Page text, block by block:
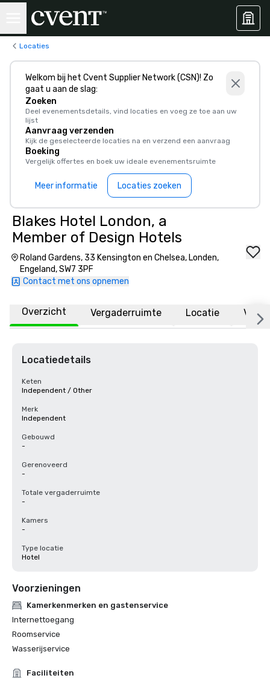
Locaties
Welkom bij het Cvent Supplier Network (CSN)! Zo
gaat u aan de slag:
Zoeken
Deel evenementsdetails, vind locaties en voeg ze toe aan uw
lijst
Aanvraag verzenden
Kijk de geselecteerde locaties na en verzend een aanvraag
Boeking
Vergelijk offertes en boek uw ideale evenementsruimte
Meer informatie Locaties zoeken
Blakes Hotel London, a
Member of Design Hotels
Roland Gardens, 33 Kensington en Chelsea, Londen,
Engeland, SW7 3PF
Contact met ons opnemen
Overzicht Vergaderruimte Locatie
Locatiedetails
Keten
Independent / Other
Merk
Independent
Gebouwd
-
Gerenoveerd
-
Totale vergaderruimte
-
Kamers
-
Type locatie
Hotel
Voorzieningen
Kamerkenmerken en gastenservice
Internettoegang
Roomservice
Wasserijservice
Faciliteiten